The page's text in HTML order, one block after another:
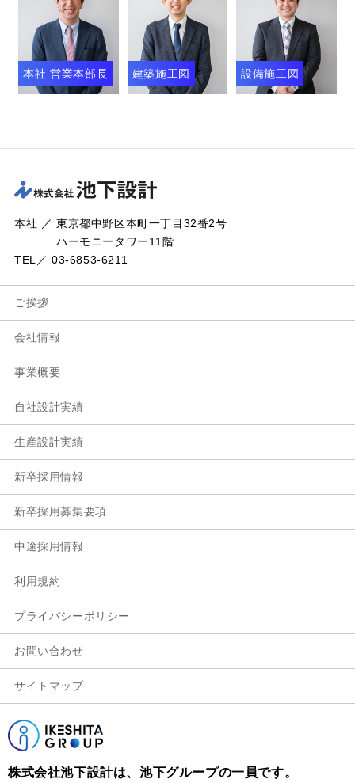
本社 営業本部長 建築施工図 設備施工図
本社 ／ 東京都中野区本町一丁目32番2号
ハーモニータワー11階
TEL／ 03-6853-6211
ご挨拶
会社情報
事業概要
自社設計実績
生産設計実績
新卒採用情報
新卒採用募集要項
中途採用情報
利用規約
プライバシーポリシー
お問い合わせ
サイトマップ
株式会社池下設計は、池下グループの一員です。